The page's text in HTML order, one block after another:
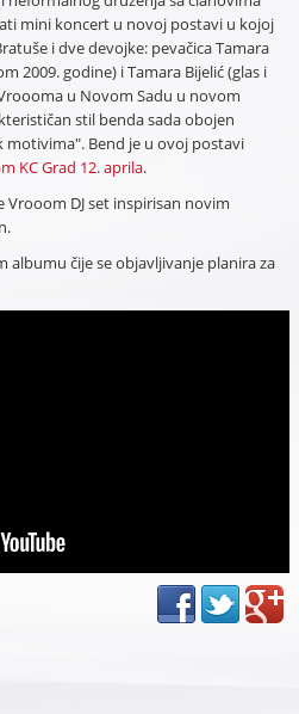
mini koncert u novoj postavi u kojoj
i dve devojke: pevačica Tamara
2009. godine) i Tamara Bijelić (glas i
u Novom Sadu u novom
stil benda sada obojen
Bend je u ovoj postavi
KC Grad 12. aprila.
DJ set inspirisan novim
čije se objavljivanje planira za